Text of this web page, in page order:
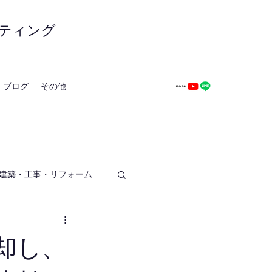
ィング
ブログ その他
築・工事・リフォーム
、